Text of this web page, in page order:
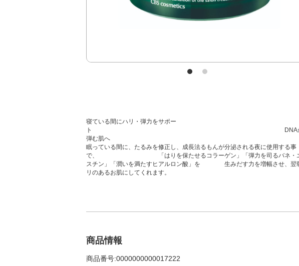
寝ている間にハリ・弾力をサポー
ト DNAか
弾む肌へ
眠っている間に、たるみを修正し、成長法るもんが分泌される夜に使用する事
で、 「はりを保たせるコラーゲン」「弾力を司るバネ・
スチン」「潤いを満たすヒアルロン酸」を 生みだす力を増幅させ、翌
リのあるお肌にしてくれます。
商品情報
商品番号:0000000000017222